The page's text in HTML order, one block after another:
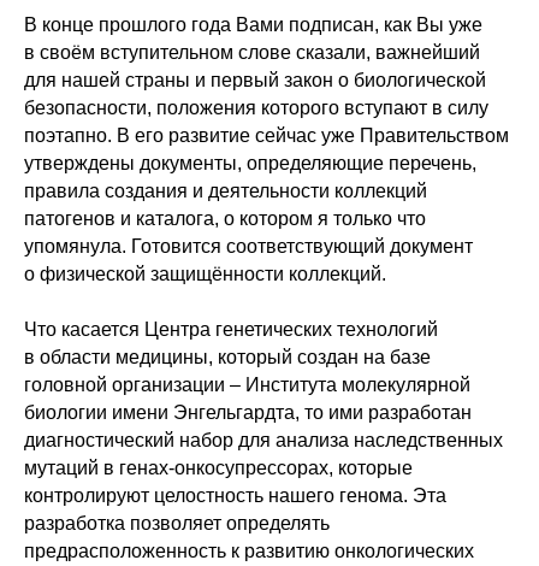
В конце прошлого года Вами подписан, как Вы уже
в своём вступительном слове сказали, важнейший
для нашей страны и первый закон о биологической
безопасности, положения которого вступают в силу
поэтапно. В его развитие сейчас уже Правительством
утверждены документы, определяющие перечень,
правила создания и деятельности коллекций
патогенов и каталога, о котором я только что
упомянула. Готовится соответствующий документ
о физической защищённости коллекций.
Что касается Центра генетических технологий
в области медицины, который создан на базе
головной организации – Института молекулярной
биологии имени Энгельгардта, то ими разработан
диагностический набор для анализа наследственных
мутаций в генах-онкосупрессорах, которые
контролируют целостность нашего генома. Эта
разработка позволяет определять
предрасположенность к развитию онкологических